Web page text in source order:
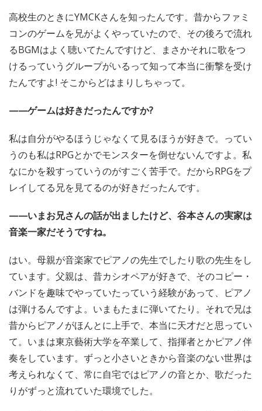
高校生のときにYMCKさんを知ったんです。昔からファミ
コンのゲームを兄がよくやっていたので、その後ろで流れ
るBGMはよく聴いてたんですけど、まさかそれに歌をつ
けるっていうグループがいるって知って本当に衝撃を受け
たんですよ! そこからどはまりしちゃって。
——ゲームは好きだったんですか?
私は自分がやるほうじゃなくて見るほうが好きで。ってい
うのも私はRPGとかでモンスターを倒せないんですよ。私
なにかを殺すっていうのがすごく苦手で。だからRPGをプ
レイしてる兄を見てるのが好きだったんです。
——いまお兄さんの話が出ましたけど、谷本さんの実家は
音楽一家だそうですね。
はい。母親が音楽家でピアノの先生でしたり歌の先生をし
ています。父親は、昔カシオペアが好きで、そのコピー・
バンドを趣味でやっていたっていう経験があって、ピアノ
は弾けるんですよ。いまもたまに弾いてたり。それで兄は
昔からピアノがほんとに上手で、本当に天才だと思ってい
て。いまは東京藝術大学を卒業して、指揮者とかピアノ伴
奏をしています。ずっと小さいときから音楽のない世界は
考えられなくて、常に自宅ではピアノの音とか、歌だった
りがずっと流れていた環境でした。